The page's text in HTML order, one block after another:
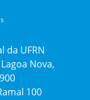
da UFRN
Nova,
100